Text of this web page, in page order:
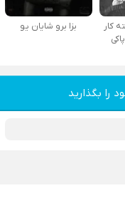
کار
بزا برو شایان یو
را بگذارید